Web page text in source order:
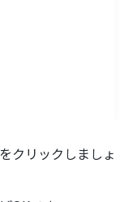
クリックしましょ